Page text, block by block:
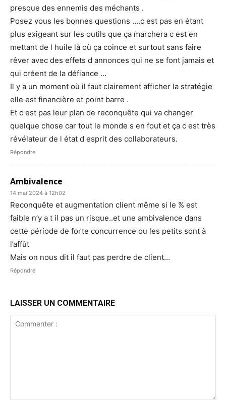
presque des ennemis des méchants .
Posez vous les bonnes questions ….c est pas en étant
plus exigeant sur les outils que ça marchera c est en
mettant de l huile là où ça coince et surtout sans faire
rêver avec des effets d annonces qui ne se font jamais et
qui créent de la défiance …
Il y a un moment où il faut clairement afficher la stratégie
elle est financière et point barre .
Et c est pas leur plan de reconquête qui va changer
quelque chose car tout le monde s en fout et ça c est très
révélateur de l état d esprit des collaborateurs.
Répondre
Ambivalence
14 mai 2024 à 12h02
Reconquête et augmentation client même si le % est
faible n’y a t il pas un risque..et une ambivalence dans
cette période de forte concurrence ou les petits sont à
l’affût
Mais on nous dit il faut pas perdre de client…
Répondre
LAISSER UN COMMENTAIRE